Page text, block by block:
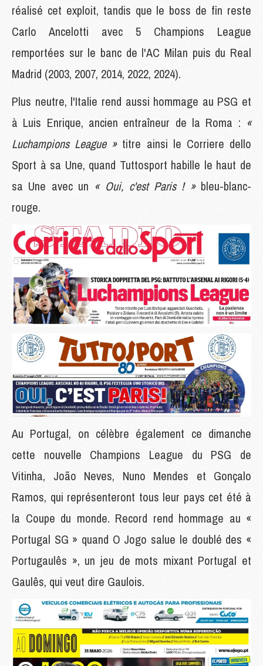
réalisé cet exploit, tandis que le boss de fin reste
Carlo Ancelotti avec 5 Champions League
remportées sur le banc de l'AC Milan puis du Real
Madrid (2003, 2007, 2014, 2022, 2024).
Plus neutre, l'Italie rend aussi hommage au PSG et
à Luis Enrique, ancien entraîneur de la Roma : «
Luchampions League »titre ainsi le Corriere dello
Sport à sa Une, quand Tuttosport habille le haut de
sa Une avec un « Oui, c'est Paris ! »bleu-blanc-
rouge.
Au Portugal, on célèbre également ce dimanche
cette nouvelle Champions League du PSG de
Vitinha, João Neves, Nuno Mendes et Gonçalo
Ramos, qui représenteront tous leur pays cet été à
la Coupe du monde. Record rend hommage au «
Portugal SG » quand O Jogo salue le doublé des «
Portugaulês », un jeu de mots mixant Portugal et
Gaulês, qui veut dire Gaulois.